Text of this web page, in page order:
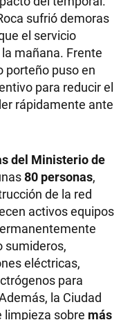
sufrió demoras
el servicio
mañana. Frente
porteño puso en
para reducir el
rápidamente ante
del Ministerio de
80 personas,
de la red
activos equipos
sumideros,
eléctricas,
para
la Ciudad
sobre más